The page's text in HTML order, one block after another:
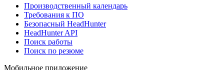
Производственный календарь
Требования к ПО
Безопасный HeadHunter
HeadHunter API
Поиск работы
Поиск по резюме
Мобильное приложение